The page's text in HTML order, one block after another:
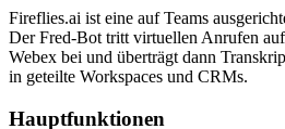
Fireflies.ai ist eine auf Teams
Der Fred-Bot tritt virtuellen Anrufen
Webex bei und überträgt dann
in geteilte Workspaces und CRMs.
Hauptfunktionen